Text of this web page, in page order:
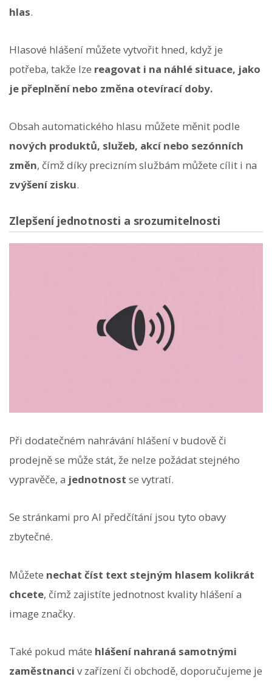
hlas.
Hlasové hlášení můžete vytvořit hned, když je
potřeba, takže lze reagovat i na náhlé situace, jako
je přeplnění nebo změna otevírací doby.
Obsah automatického hlasu můžete měnit podle
nových produktů, služeb, akcí nebo sezónních
změn, čímž díky precizním službám můžete cílit i na
zvýšení zisku.
Zlepšení jednotnosti a srozumitelnosti
Při dodatečném nahrávání hlášení v budově či
prodejně se může stát, že nelze požádat stejného
vypravěče, a jednotnost se vytratí.
Se stránkami pro AI předčítání jsou tyto obavy
zbytečné.
Můžete nechat číst text stejným hlasem kolikrát
chcete, čímž zajistíte jednotnost kvality hlášení a
image značky.
Také pokud máte hlášení nahraná samotnými
zaměstnanci v zařízení či obchodě, doporučujeme je